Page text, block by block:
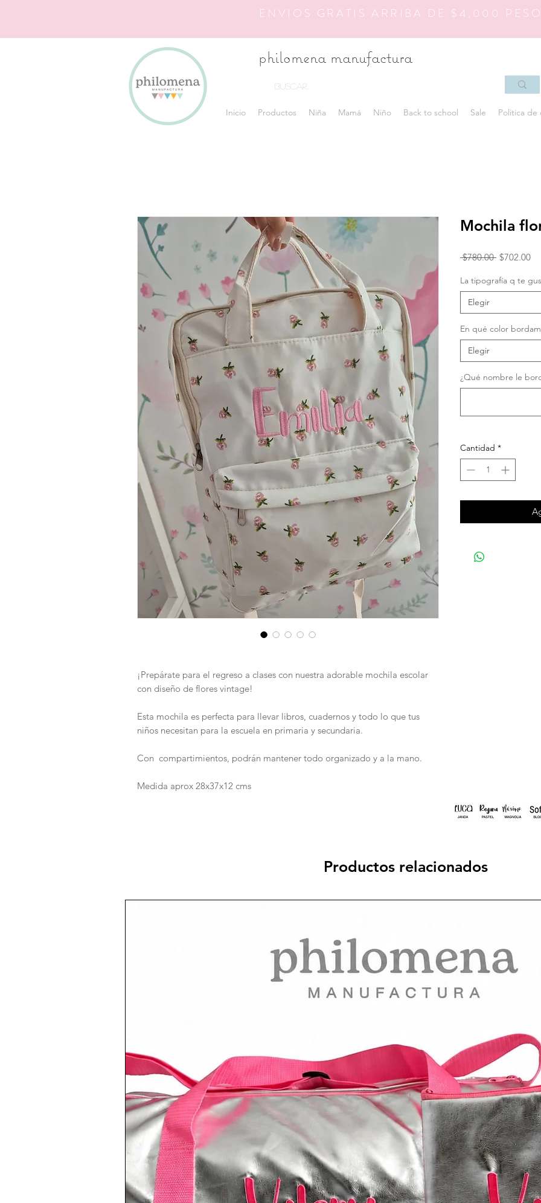
ENVIOS GRATIS ARRIBA DE $4,000
philomena manufactura
Inicio Productos Niña Mamá Niño Back to school Sale Politica de
¡Prepárate para el regreso a clases con nuestra adorable mochila escolar
con diseño de flores vintage!
Esta mochila es perfecta para llevar libros, cuadernos y todo lo que tus
niños necesitan para la escuela en primaria y secundaria.
Con compartimientos, podrán mantener todo organizado y a la mano.
Medida aprox 28x37x12 cms
Mochila
$780.00 Precio
$702.00
La tipografía q te
Elegir
En qué color
Elegir
¿Qué nombre le
Cantidad *
Productos relacionados